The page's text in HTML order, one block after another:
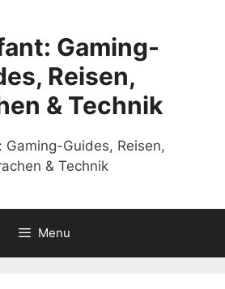
Gaming-
Reisen,
& Technik
Menu